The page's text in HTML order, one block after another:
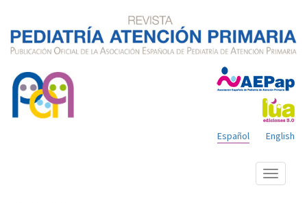
English
Español
Mostrar
menú